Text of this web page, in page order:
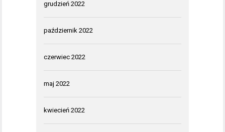
grudzień 2022
październik 2022
czerwiec 2022
maj 2022
kwiecień 2022